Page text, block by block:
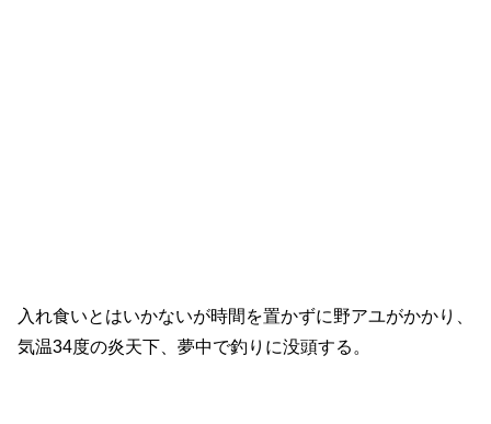
入れ食いとはいかないが時間を置かずに野アユがかかり、
気温34度の炎天下、夢中で釣りに没頭する。